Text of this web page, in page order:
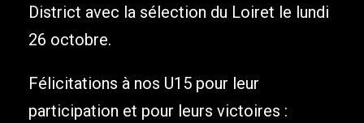
District avec la sélection du Loiret le lundi
26 octobre.
Félicitations à nos U15 pour leur
participation et pour leurs victoires :